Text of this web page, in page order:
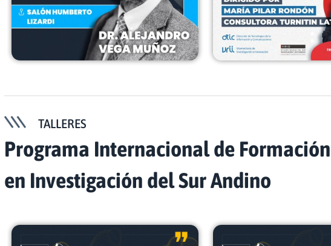
TALLERES
Programa Internacional de Formación
en Investigación del Sur Andino